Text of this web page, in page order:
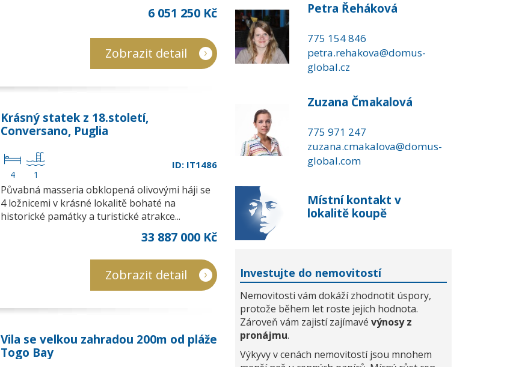
6 051 250 Kč
Zobrazit detail
Krásný statek z 18.století,
Conversano, Puglia
4 1
ID: IT1486
Půvabná masseria obklopená olivovými háji se
4 ložnicemi v krásné lokalitě bohaté na
historické památky a turistické atrakce...
33 887 000 Kč
Zobrazit detail
Vila se velkou zahradou 200m od pláže
Togo Bay
Petra Řeháková
775 154 846
petra.rehakova@domus-
global.cz
Zuzana Čmakalová
775 971 247
zuzana.cmakalova@domus-
global.com
Místní kontakt v
lokalitě koupě
Investujte do nemovitostí
Nemovitosti vám dokáží zhodnotit úspory,
protože během let roste jejich hodnota.
Zároveň vám zajistí zajímavé výnosy z
pronájmu.
Výkyvy v cenách nemovitostí jsou mnohem